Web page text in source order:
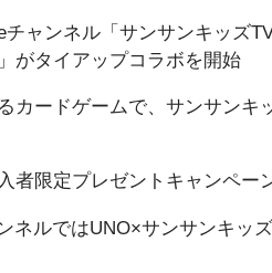
チャンネル「サンサンキッズ
がタイアップコラボを開始
カードゲームで、サンサンキ
者限定プレゼントキャンペー
ネルではUNO×サンサンキッ